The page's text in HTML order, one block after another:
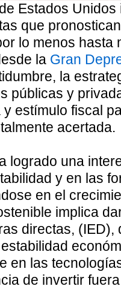
Estados Unidos
que
lo menos hasta
la Gran
la
públicas y
estímulo fiscal
acertada.
logrado una
y en las
en el
implica
directas, (IED),
en las
de invertir